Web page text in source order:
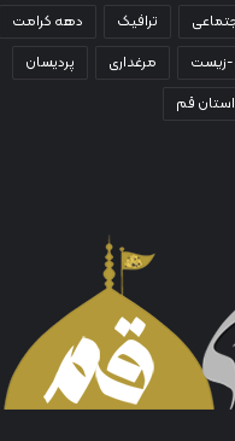
ترافیک دهه کرامت
زیست مرغداری
پردیسان
قم